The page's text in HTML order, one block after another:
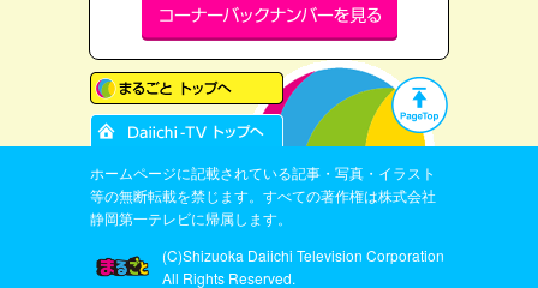
ホームページに記載されている記事・写真・イラスト
等の無断転載を禁じます。すべての著作権は株式会社
静岡第一テレビに帰属します。
(C)Shizuoka Daiichi Television Corporation
All Rights Reserved.